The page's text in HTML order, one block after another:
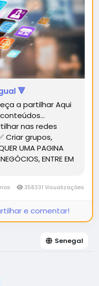
🔻
a partilhar Aqui
conteúdos...
nas redes
Criar grupos,
UMA PAGINA
ENTRE EM
358331 Visualizações
e comentar!
Senegal